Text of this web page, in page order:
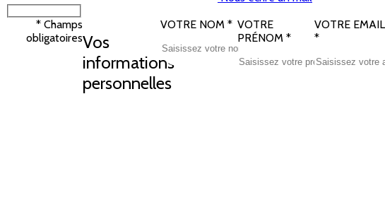
* Champs
obligatoiresVos
informations
personnelles
VOTRE NOM * VOTRE
PRÉNOM *
VOTRE EMAIL
*